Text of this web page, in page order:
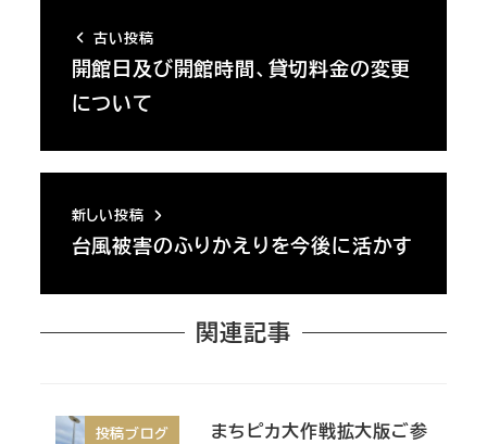
古い投稿
開館日及び開館時間、貸切料金の変更
について
新しい投稿
台風被害のふりかえりを今後に活かす
関連記事
投稿ブログ
まちピカ大作戦拡大版ご参